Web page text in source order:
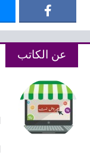
عن الكاتب